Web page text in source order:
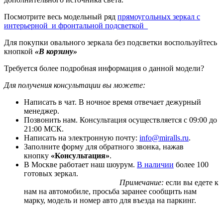
Посмотрите весь модельный ряд прямоугольных зеркал с
интерьерной и фронтальной подсветкой
Для покупки овального зеркала без подсветки воспользуйтесь
кнопкой «В корзину»
Требуется более подробная информация о данной модели?
Для получения консультации вы можете:
Написать в чат. В ночное время отвечает дежурный
менеджер.
Позвонить нам. Консультация осуществляется с 09:00 до
21:00 МСК.
Написать на электронную почту: info@miralls.ru.
Заполните форму для обратного звонка, нажав
кнопку «Консультация».
В Москве работает наш шоурум. В наличии более 100
готовых зеркал.
Примечание: если вы едете к
нам на автомобиле, просьба заранее сообщить нам
марку, модель и номер авто для въезда на паркинг.